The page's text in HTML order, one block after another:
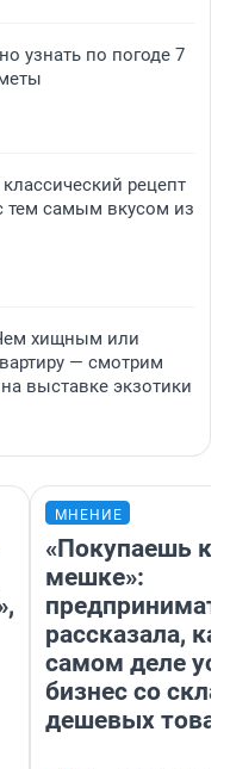
узнать по погоде 7
рецепт
тем самым вкусом из
хищным или
— смотрим
выставке экзотики
МНЕНИЕ
«Покупаешь
мешке»:
рассказала,
самом деле
бизнес со
дешевых